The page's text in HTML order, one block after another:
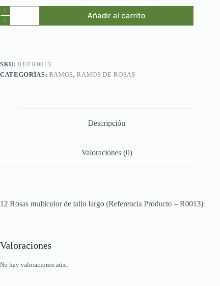
Ref.R0013.12
Rosas
multicolor
Añadir al carrito
SKU:REF.R0013
CATEGORÍAS: RAMOS,RAMOS DE ROSAS
Descripción
Valoraciones (0)
12 Rosas multicolor de tallo largo (Referencia Producto – R0013)
Valoraciones
No hay valoraciones aún.